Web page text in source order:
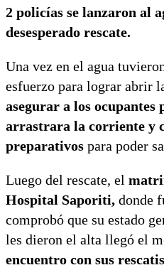
2 policías se lanzaron al
desesperado rescate.
Una vez en el agua
esfuerzo para lograr abrir
asegurar a los ocupantes
arrastrara la corriente y
preparativos para poder
Luego del rescate, el
Hospital Saporiti, donde
comprobó que su estado
les dieron el alta llegó el
encuentro con sus